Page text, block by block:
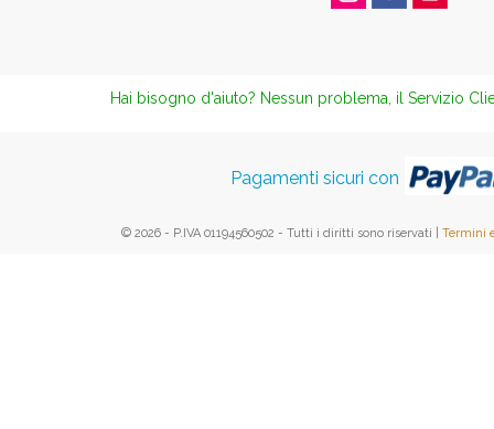
Hai bisogno d'aiuto? Nessun problema, il Servizio
Pagamenti sicuri con
© 2026 - P.IVA 01194560502 - Tutti i diritti sono riservati | Termini